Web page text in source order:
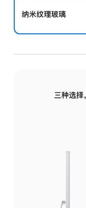
纳米纹理玻璃
三种选择